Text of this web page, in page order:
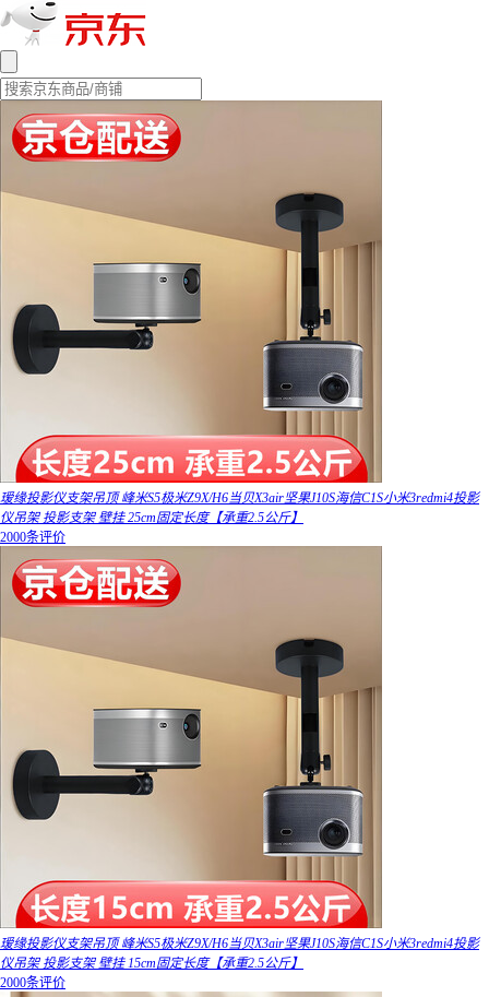
瑷缘投影仪支架吊顶 峰米S5极米Z9X/H6当贝X3air坚果J10S海信C1S小米3redmi4投影
仪吊架 投影支架 壁挂 25cm固定长度【承重2.5公斤】
2000条评价
瑷缘投影仪支架吊顶 峰米S5极米Z9X/H6当贝X3air坚果J10S海信C1S小米3redmi4投影
仪吊架 投影支架 壁挂 15cm固定长度【承重2.5公斤】
2000条评价